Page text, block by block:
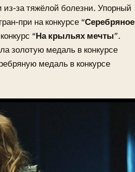
из-за тяжёлой болезни. Упорный
при на конкурсе “Серебряное
“На крыльях мечты”.
золотую медаль в конкурсе
медаль в конкурсе